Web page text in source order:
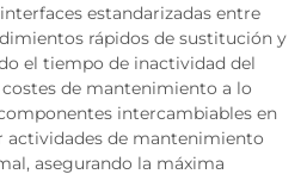
estandarizadas entre
rápidos de sustitución y
el tiempo de inactividad del
de mantenimiento a lo
intercambiables en
actividades de mantenimiento
asegurando la máxima